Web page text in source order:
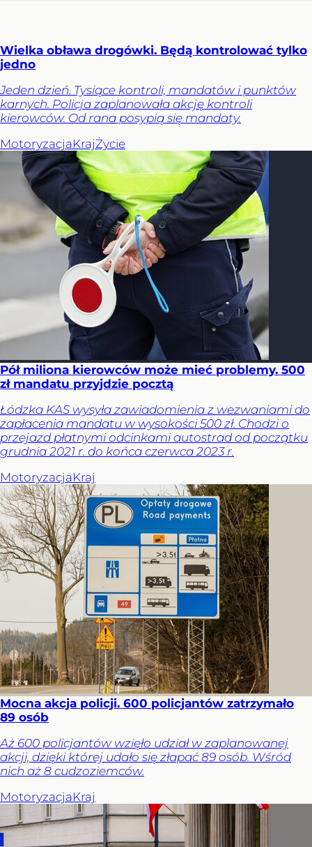
Wielka obława drogówki. Będą kontrolować tylko
jedno
Jeden dzień. Tysiące kontroli, mandatów i punktów
karnych. Policja zaplanowała akcję kontroli
kierowców. Od rana posypią się mandaty.
MotoryzacjaKrajŻycie
Pół miliona kierowców może mieć problemy. 500
zł mandatu przyjdzie pocztą
Łódzka KAS wysyła zawiadomienia z wezwaniami do
zapłacenia mandatu w wysokości 500 zł. Chodzi o
przejazd płatnymi odcinkami autostrad od początku
grudnia 2021 r. do końca czerwca 2023 r.
MotoryzacjaKraj
Mocna akcja policji. 600 policjantów zatrzymało
89 osób
Aż 600 policjantów wzięło udział w zaplanowanej
akcji, dzięki której udało się złapać 89 osób. Wśród
nich aż 8 cudzoziemców.
MotoryzacjaKraj